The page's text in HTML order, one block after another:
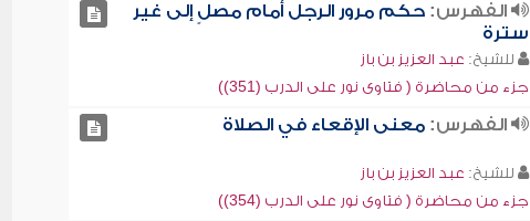
الفهرس: حكم مرور الرجل أمام مصلٍ إلى غير
سترة
للشيخ: عبد العزيز بن باز
جزء من محاضرة ( فتاوى نور على الدرب (351))
الفهرس: معنى الإقعاء في الصلاة
للشيخ: عبد العزيز بن باز
جزء من محاضرة ( فتاوى نور على الدرب (354))